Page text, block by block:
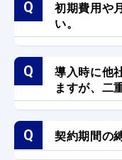
初期費用や
い。
導入時に他
ますが、二
契約期間の